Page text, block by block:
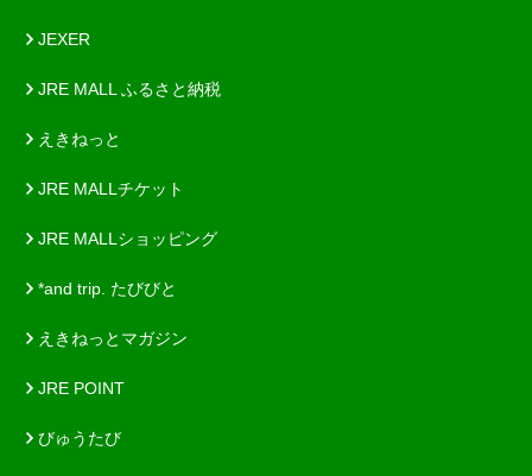
JEXER
JRE MALL ふるさと納税
えきねっと
JRE MALLチケット
JRE MALLショッピング
*and trip. たびびと
えきねっとマガジン
JRE POINT
びゅうたび